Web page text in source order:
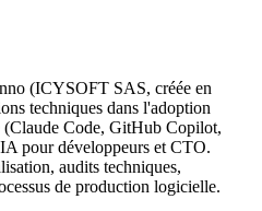
(ICYSOFT SAS, créée en
techniques dans l'adoption
(Claude Code, GitHub Copilot,
pour développeurs et CTO.
audits techniques,
de production logicielle.